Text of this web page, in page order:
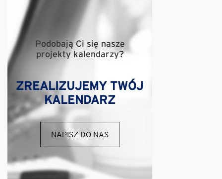
Podobają Ci się nasze
projekty kalendarzy?
ZREALIZUJEMY TWÓJ
KALENDARZ
NAPISZ DO NAS